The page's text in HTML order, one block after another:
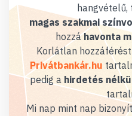
hangvételű,
magas szakmai
hozzáhavonta
Korlátlan
Privátbankár.hu
pedig a hirdetés
Mi nap mint nap